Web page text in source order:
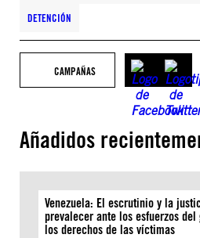
DETENCIÓN
CAMPAÑAS
Añadidos
Venezuela: El escrutinio y la
prevalecer ante los esfuerzos
los derechos de las víctimas